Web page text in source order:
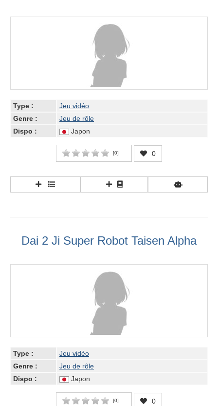
Type :
Jeu vidéo
Genre :
Jeu de rôle
Dispo :
Japon
[0] 0
Dai 2 Ji Super Robot Taisen Alpha
Type :
Jeu vidéo
Genre :
Jeu de rôle
Dispo :
Japon
[0] 0